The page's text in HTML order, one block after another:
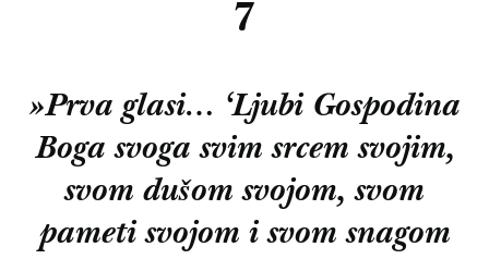
7
»Prva glasi… ‘Ljubi Gospodina
Boga svoga svim srcem svojim,
svom dušom svojom, svom
pameti svojom i svom snagom